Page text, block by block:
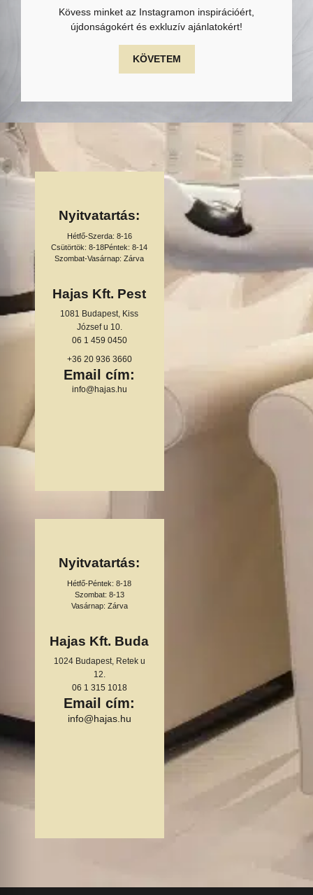
Kövess minket az Instagramon inspirációért,
újdonságokért és exkluzív ajánlatokért!
KÖVETEM
Nyitvatartás:
Hétfő-Szerda: 8-16
Csütörtök: 8-18Péntek: 8-14
Szombat-Vasárnap: Zárva
Hajas Kft. Pest
1081 Budapest, Kiss
József u 10.
06 1 459 0450
+36 20 936 3660
Email cím:
info@hajas.hu
Nyitvatartás:
Hétfő-Péntek: 8-18
Szombat: 8-13
Vasárnap: Zárva
Hajas Kft. Buda
1024 Budapest, Retek u
12.
06 1 315 1018
Email cím:
info@hajas.hu